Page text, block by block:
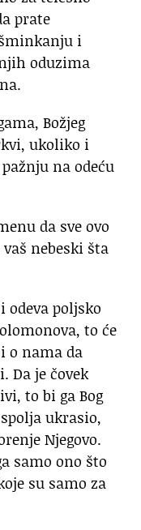
prate
i
oduzima
Božjeg
ukoliko i
na odeću
da sve ovo
nebeski šta
odeva poljsko
to će
o nama da
Da je čovek
to bi ga Bog
ukrasio,
Njegovo.
samo ono što
su samo za